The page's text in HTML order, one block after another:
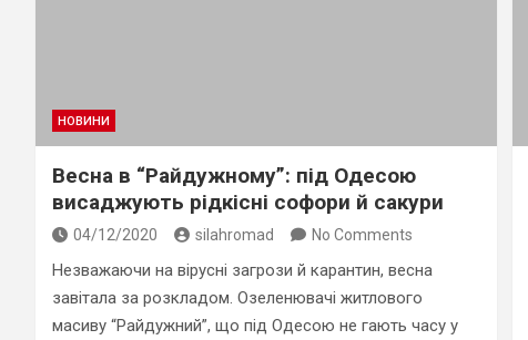
НОВИНИ
Весна в “Райдужному”: під Одесою
висаджують рідкісні софори й сакури
04/12/2020 silahromad No Comments
Незважаючи на вірусні загрози й карантин, весна
завітала за розкладом. Озеленювачі житлового
масиву “Райдужний”, що під Одесою не гають часу у